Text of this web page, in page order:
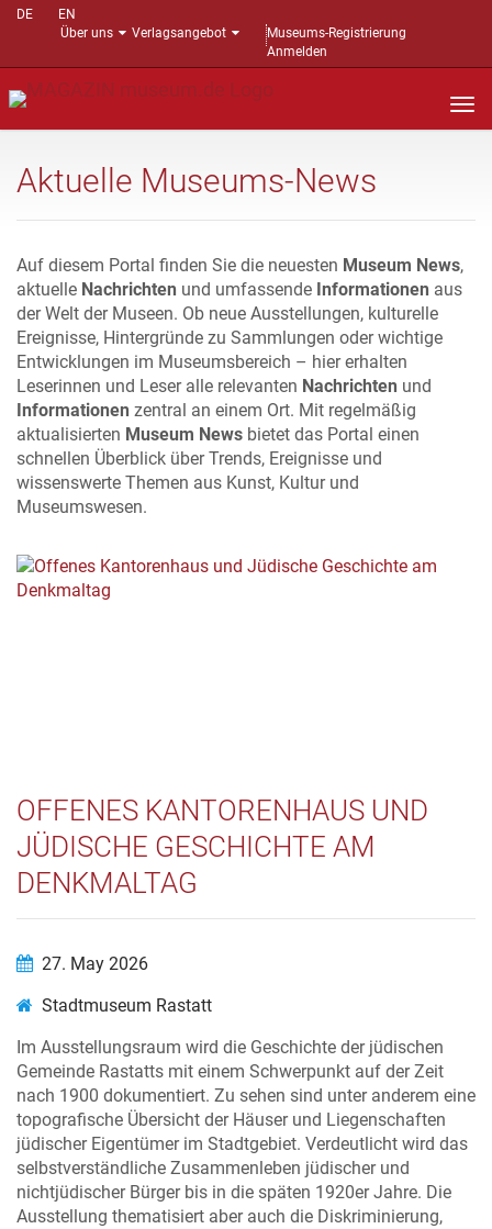
DE
EN
Über uns
Verlagsangebot
Museums-Registrierung
Anmelden
Aktuelle Museums-News
Auf diesem Portal finden Sie die neuesten Museum News,
aktuelle Nachrichten und umfassende Informationen aus
der Welt der Museen. Ob neue Ausstellungen, kulturelle
Ereignisse, Hintergründe zu Sammlungen oder wichtige
Entwicklungen im Museumsbereich – hier erhalten
Leserinnen und Leser alle relevanten Nachrichten und
Informationen zentral an einem Ort. Mit regelmäßig
aktualisierten Museum News bietet das Portal einen
schnellen Überblick über Trends, Ereignisse und
wissenswerte Themen aus Kunst, Kultur und
Museumswesen.
OFFENES KANTORENHAUS UND
JÜDISCHE GESCHICHTE AM
DENKMALTAG
27. May 2026
Stadtmuseum Rastatt
Im Ausstellungsraum wird die Geschichte der jüdischen
Gemeinde Rastatts mit einem Schwerpunkt auf der Zeit
nach 1900 dokumentiert. Zu sehen sind unter anderem eine
topografische Übersicht der Häuser und Liegenschaften
jüdischer Eigentümer im Stadtgebiet. Verdeutlicht wird das
selbstverständliche Zusammenleben jüdischer und
nichtjüdischer Bürger bis in die späten 1920er Jahre. Die
Ausstellung thematisiert aber auch die Diskriminierung,